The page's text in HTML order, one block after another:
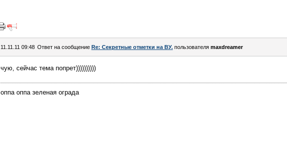
11.11.11 09:48 Ответ на сообщение Re: Секретные отметки на ВУ. пользователя maxdreamer
чую, сейчас тема попрет))))))))))
оппа оппа зеленая ограда